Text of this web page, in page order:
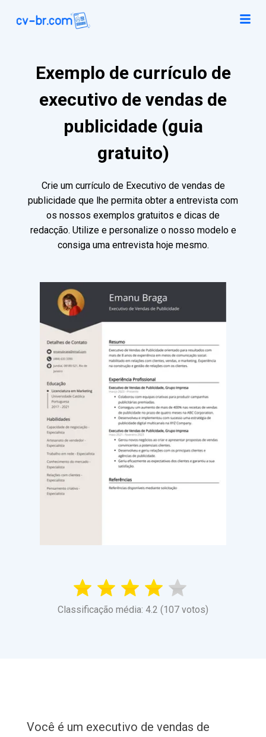
Exemplo de currículo de
executivo de vendas de
publicidade (guia
gratuito)
Crie um currículo de Executivo de vendas de
publicidade que lhe permita obter a entrevista com
os nossos exemplos gratuitos e dicas de
redacção. Utilize e personalize o nosso modelo e
consiga uma entrevista hoje mesmo.
Classificação média: 4.2 (107 votos)
Você é um executivo de vendas de